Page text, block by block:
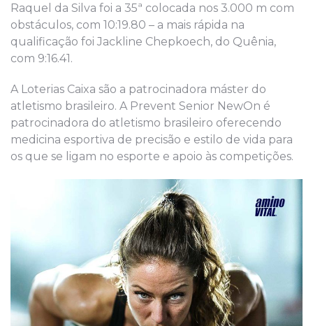
Raquel da Silva foi a 35ª colocada nos 3.000 m com
obstáculos, com 10:19.80 – a mais rápida na
qualificação foi Jackline Chepkoech, do Quênia,
com 9:16.41.
A Loterias Caixa são a patrocinadora máster do
atletismo brasileiro. A Prevent Senior NewOn é
patrocinadora do atletismo brasileiro oferecendo
medicina esportiva de precisão e estilo de vida para
os que se ligam no esporte e apoio às competições.